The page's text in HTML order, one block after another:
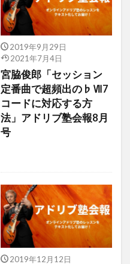
2019年9月29日
2021年7月4日
宮脇俊郎「セッション
定番曲で超頻出の♭Ⅶ7
コードに対応する方
法」アドリブ塾会報8月
号
2019年12月12日